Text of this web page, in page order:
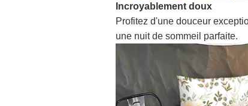
Incroyablement doux
Profitez d'une douceur
une nuit de sommeil parfaite.